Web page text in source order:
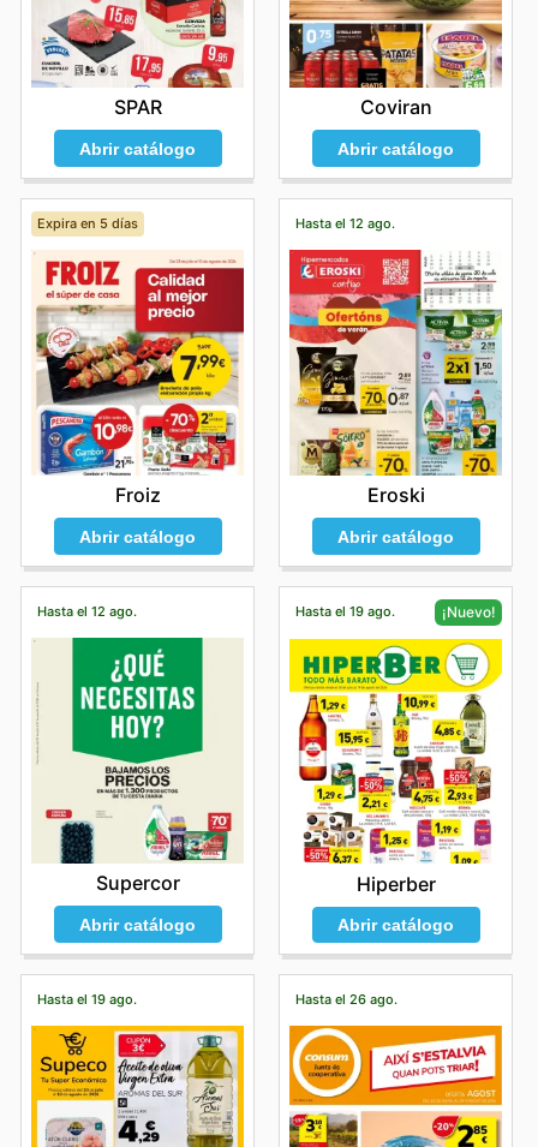
SPAR
Abrir catálogo
Coviran
Abrir catálogo
Expira en 5 días
Froiz
Abrir catálogo
Hasta el 12 ago.
Eroski
Abrir catálogo
Hasta el 12 ago.
Supercor
Abrir catálogo
Hasta el 19 ago. ¡Nuevo!
Hiperber
Abrir catálogo
Hasta el 19 ago. Hasta el 26 ago.